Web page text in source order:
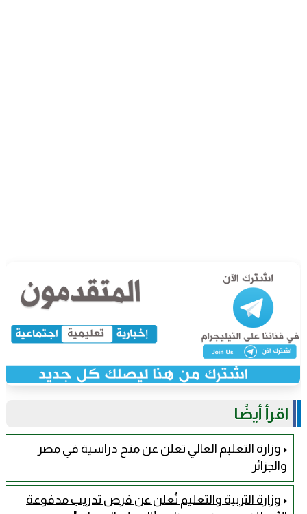
اقرأ أيضًا
وزارة التعليم العالي تعلن عن منح دراسية في مصر
والجزائر
وزارة التربية والتعليم تُعلن عن فرص تدريب مدفوعة